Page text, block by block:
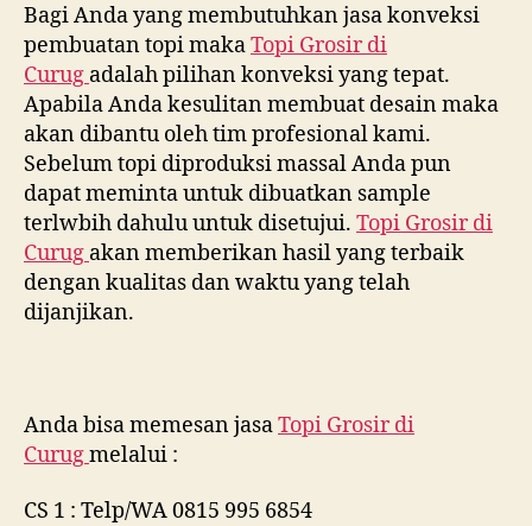
Bagi Anda yang membutuhkan jasa konveksi
pembuatan topi makaTopi Grosir di
Curug adalah pilihan konveksi yang tepat.
Apabila Anda kesulitan membuat desain maka
akan dibantu oleh tim profesional kami.
Sebelum topi diproduksi massal Anda pun
dapat meminta untuk dibuatkan sample
terlwbih dahulu untuk disetujui. Topi Grosir di
Curug akan memberikan hasil yang terbaik
dengan kualitas dan waktu yang telah
dijanjikan.
Anda bisa memesan jasaTopi Grosir di
Curugmelalui :
CS 1 : Telp/WA 0815 995 6854